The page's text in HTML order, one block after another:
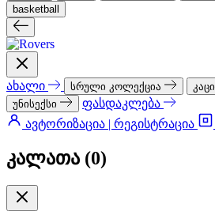
basketball
ახალი სრული კოლექცია კაცი
უნისექსი
ფასდაკლება
ავტორიზაცია | რეგისტრაცია
კალათა (0)